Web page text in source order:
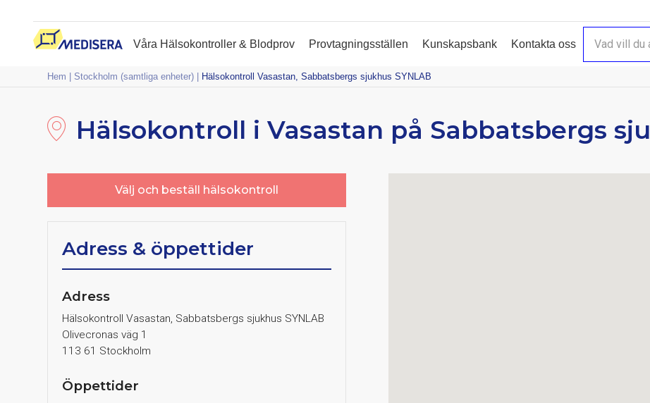
Våra Hälsokontroller & Blodprov Provtagningsställen Kunskapsbank Kontakta oss
Hem Stockholm (samtliga enheter) Hälsokontroll Vasastan, Sabbatsbergs sjukhus SYNLAB
Hälsokontroll i Vasastan på Sabbatsbergs
Välj och beställ hälsokontroll
Adress & öppettider
Adress
Hälsokontroll Vasastan, Sabbatsbergs sjukhus SYNLAB
Olivecronas väg 1
113 61 Stockholm
Öppettider